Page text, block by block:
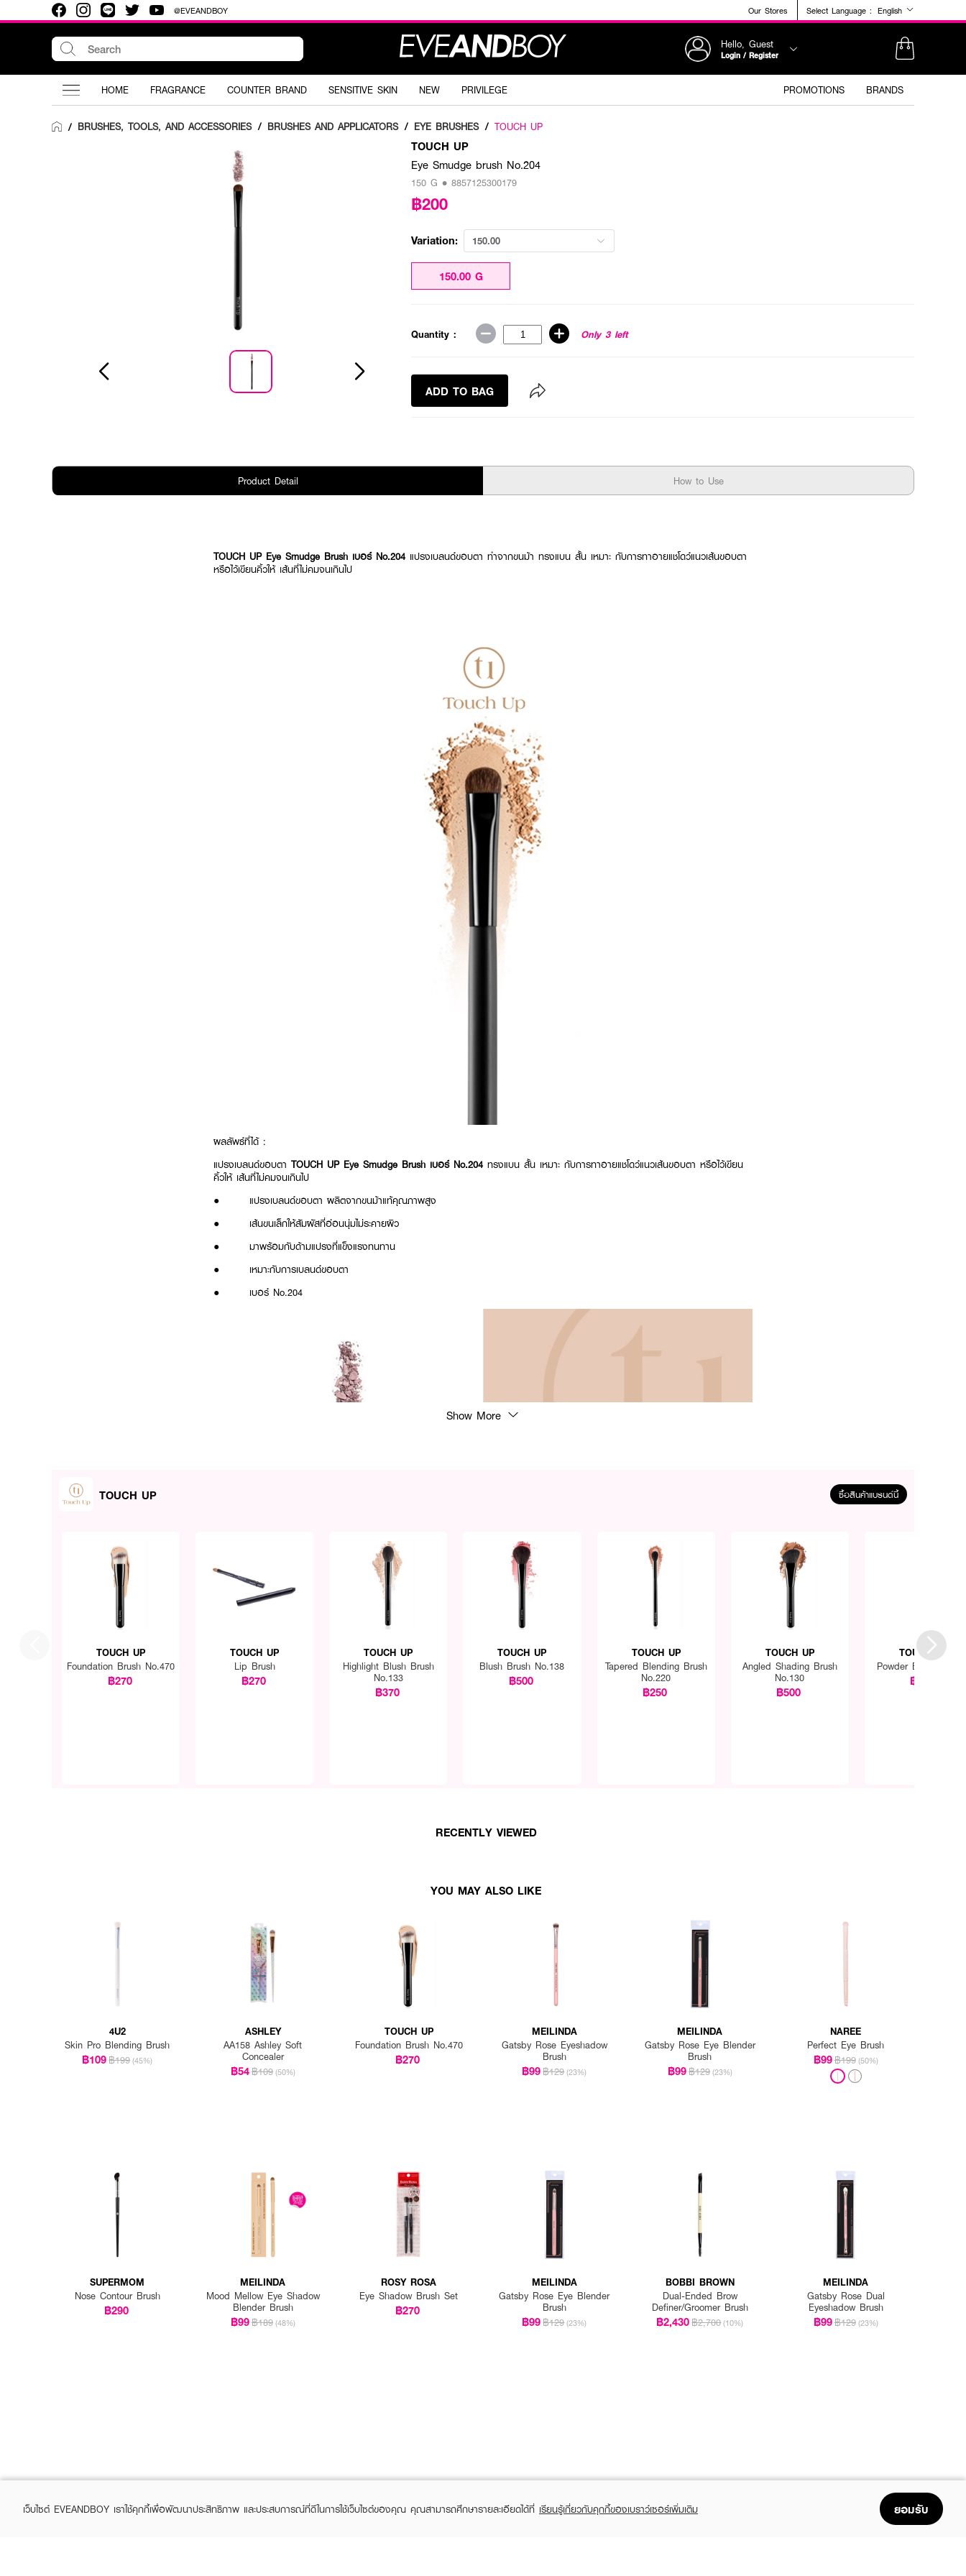
@EVEANDBOY Our Stores Select Language : English
Hello, Guest
Login / Register
HOME FRAGRANCE COUNTER BRAND SENSITIVE SKIN NEW PRIVILEGE PROMOTIONS BRANDS
/ BRUSHES, TOOLS, AND ACCESSORIES / BRUSHES AND APPLICATORS / EYE BRUSHES / TOUCH UP
TOUCH UP
Eye Smudge brush No.204
150 G • 8857125300179
฿200
Variation: 150.00
150.00 G
Quantity : Only 3 left
ADD TO BAG
Product Detail How to Use
TOUCH UP Eye Smudge Brush เบอร์ No.204 แปรงเบลนด์ขอบตา ทำจากขนม้า ทรงแบน สั้น เหมาะ กับการทาอายแชโดว์แนวเส้นขอบตา
หรือไว้เขียนคิ้วให้ เส้นที่ไม่คมจนเกินไป
ผลลัพธ์ที่ได้ :
แปรงเบลนด์ขอบตา TOUCH UP Eye Smudge Brush เบอร์ No.204 ทรงแบน สั้น เหมาะ กับการทาอายแชโดว์แนวเส้นขอบตา หรือไว้เขียน
คิ้วให้ เส้นที่ไม่คมจนเกินไป
● แปรงเบลนด์ขอบตา ผลิตจากขนม้าแท้คุณภาพสูง
● เส้นขนเล็กให้สัมผัสที่อ่อนนุ่มไม่ระคายผิว
● มาพร้อมกับด้ามแปรงที่แข็งแรงทนทาน
● เหมาะกับการเบลนด์ขอบตา
● เบอร์ No.204
เบลนด์สีบริเวณเส้นตา ขอบตา หรือใช้แตะอายแชโดว์ เติมบริเวณคิ้ว แล้วใช้ แปรงเบอร์ 301 เขียน
Show More
TOUCH UP ซื้อสินค้าแบรนด์นี้
TOUCH UP
Foundation Brush No.470
฿270
TOUCH UP
Lip Brush
฿270
TOUCH UP
Highlight Blush Brush
No.133
฿370
TOUCH UP
Blush Brush No.138
฿500
TOUCH UP
Tapered Blending Brush
No.220
฿250
TOUCH UP
Angled Shading Brush
No.130
฿500
TOUCH UP
Powder Brush
฿690
RECENTLY VIEWED
YOU MAY ALSO LIKE
4U2
Skin Pro Blending Brush
฿109฿199 (45%)
ASHLEY
AA158 Ashley Soft
Concealer
฿54฿109 (50%)
TOUCH UP
Foundation Brush No.470
฿270
MEILINDA
Gatsby Rose Eyeshadow
Brush
฿99฿129 (23%)
MEILINDA
Gatsby Rose Eye Blender
Brush
฿99฿129 (23%)
NAREE
Perfect Eye Brush
฿99฿199 (50%)
SUPERMOM
Nose Contour Brush
฿290
MEILINDA
Mood Mellow Eye Shadow
Blender Brush
฿99฿189 (48%)
ROSY ROSA
Eye Shadow Brush Set
฿270
MEILINDA
Gatsby Rose Eye Blender
Brush
฿99฿129 (23%)
BOBBI BROWN
Dual-Ended Brow
Definer/Groomer Brush
฿2,430฿2,700 (10%)
MEILINDA
Gatsby Rose Dual
Eyeshadow Brush
฿99฿129 (23%)
เว็บไซต์ EVEANDBOY เราใช้คุกกี้เพื่อพัฒนาประสิทธิภาพ และประสบการณ์ที่ดีในการใช้เว็บไซต์ของคุณ คุณสามารถศึกษารายละเอียดได้ที่ เรียนรู้เกี่ยวกับคุกกี้ของเบราว์เซอร์เพิ่มเติม ยอมรับ